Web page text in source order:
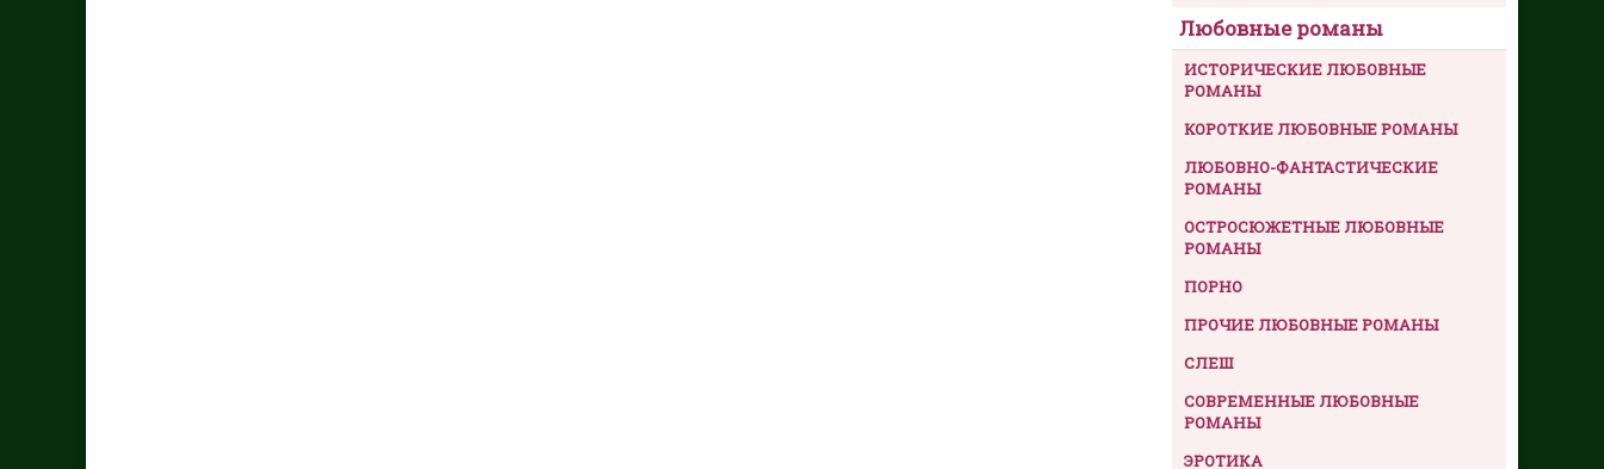
Любовные романы
ИСТОРИЧЕСКИЕ ЛЮБОВНЫЕ
РОМАНЫ
КОРОТКИЕ ЛЮБОВНЫЕ РОМАНЫ
ЛЮБОВНО-ФАНТАСТИЧЕСКИЕ
РОМАНЫ
ОСТРОСЮЖЕТНЫЕ ЛЮБОВНЫЕ
РОМАНЫ
ПОРНО
ПРОЧИЕ ЛЮБОВНЫЕ РОМАНЫ
СЛЕШ
СОВРЕМЕННЫЕ ЛЮБОВНЫЕ
РОМАНЫ
ЭРОТИКА